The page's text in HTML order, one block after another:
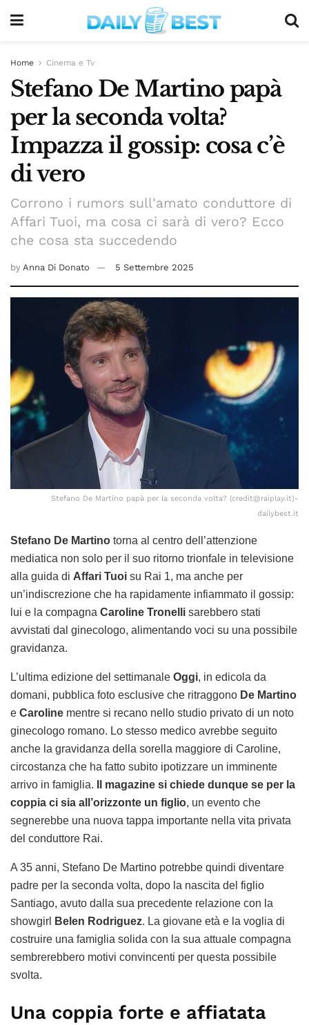
Home Cinema e Tv
Stefano De Martino papà
per la seconda volta?
Impazza il gossip: cosa c’è
di vero
Corrono i rumors sull'amato conduttore di
Affari Tuoi, ma cosa ci sarà di vero? Ecco
che cosa sta succedendo
by Anna Di Donato 5 Settembre 2025
Stefano De Martino papà per la seconda volta? (credit@raiplay.it)-
dailybest.it
Stefano De Martino torna al centro dell’attenzione
mediatica non solo per il suo ritorno trionfale in televisione
alla guida di Affari Tuoi su Rai 1, ma anche per
un’indiscrezione che ha rapidamente infiammato il gossip:
lui e la compagna Caroline Tronelli sarebbero stati
avvistati dal ginecologo, alimentando voci su una possibile
gravidanza.
L’ultima edizione del settimanale Oggi, in edicola da
domani, pubblica foto esclusive che ritraggono De Martino
e Caroline mentre si recano nello studio privato di un noto
ginecologo romano. Lo stesso medico avrebbe seguito
anche la gravidanza della sorella maggiore di Caroline,
circostanza che ha fatto subito ipotizzare un imminente
arrivo in famiglia.
Il magazine si chiede dunque se per la
coppia ci sia all’orizzonte un figlio, un evento che
segnerebbe una nuova tappa importante nella vita privata
del conduttore Rai.
A 35 anni, Stefano De Martino potrebbe quindi diventare
padre per la seconda volta, dopo la nascita del figlio
Santiago, avuto dalla sua precedente relazione con la
showgirl
Belen Rodriguez. La giovane età e la voglia di
costruire una famiglia solida con la sua attuale compagna
sembrerebbero motivi convincenti per questa possibile
svolta.
Una coppia forte e affiatata